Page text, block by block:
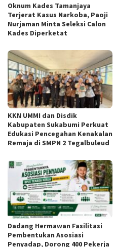
Oknum Kades Tamanjaya
Terjerat Kasus Narkoba, Paoji
Nurjaman Minta Seleksi Calon
Kades Diperketat
KKN UMMI dan Disdik
Kabupaten Sukabumi Perkuat
Edukasi Pencegahan Kenakalan
Remaja di SMPN 2 Tegalbuleud
Dadang Hermawan Fasilitasi
Pembentukan Asosiasi
Penyadap, Dorong 400 Pekerja